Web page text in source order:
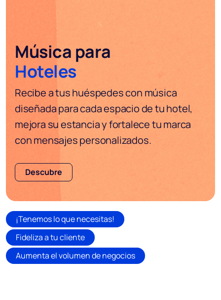
Música para
Hoteles
Recibe a tus huéspedes con música
diseñada para cada espacio de tu hotel,
mejora su estancia y fortalece tu marca
con mensajes personalizados.
Descubre
¡Tenemos lo que necesitas!
Fideliza a tu cliente
Aumenta el volumen de negocios